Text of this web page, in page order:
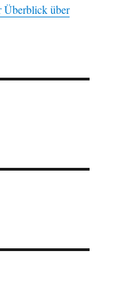
Überblick über